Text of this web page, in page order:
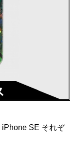
iPhone SE それぞ